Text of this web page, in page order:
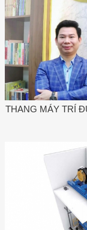
THANG MÁY TRÍ